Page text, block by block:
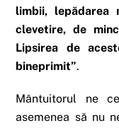
limbii, lepădarea
clevetire, de
Lipsirea de
bineprimit”.
Mântuitorul ne
asemenea să nu